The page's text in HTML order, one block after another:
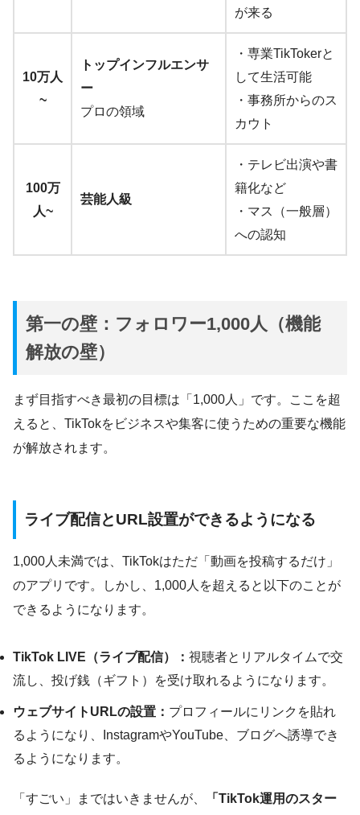
が来る
10万人
~
トップインフルエンサ
ー
プロの領域
・専業TikTokerと
して生活可能
・事務所からのス
カウト
100万
人~
芸能人級
・テレビ出演や書
籍化など
・マス（一般層）
への認知
第一の壁：フォロワー1,000人（機能
解放の壁）
まず目指すべき最初の目標は「1,000人」です。ここを超
えると、TikTokをビジネスや集客に使うための重要な機能
が解放されます。
ライブ配信とURL設置ができるようになる
1,000人未満では、TikTokはただ「動画を投稿するだけ」
のアプリです。しかし、1,000人を超えると以下のことが
できるようになります。
TikTok LIVE（ライブ配信）： 視聴者とリアルタイムで交
流し、投げ銭（ギフト）を受け取れるようになります。
ウェブサイトURLの設置： プロフィールにリンクを貼れ
るようになり、InstagramやYouTube、ブログへ誘導でき
るようになります。
「すごい」まではいきませんが、
「TikTok運用のスター